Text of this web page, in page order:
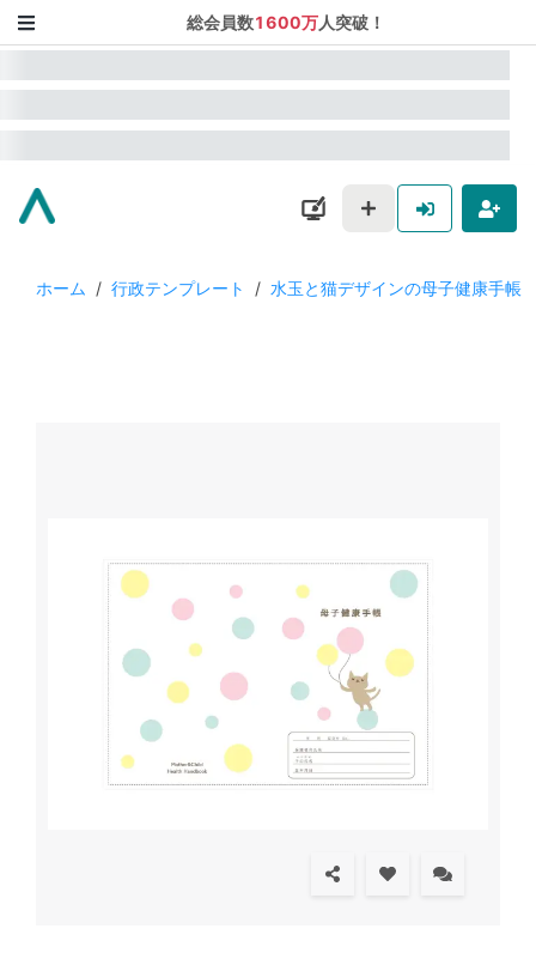
総会員数1600万人突破！
ホーム / 行政テンプレート / 水玉と猫デザインの母子健康手帳